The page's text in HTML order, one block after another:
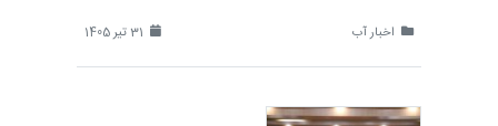
اخبار آب